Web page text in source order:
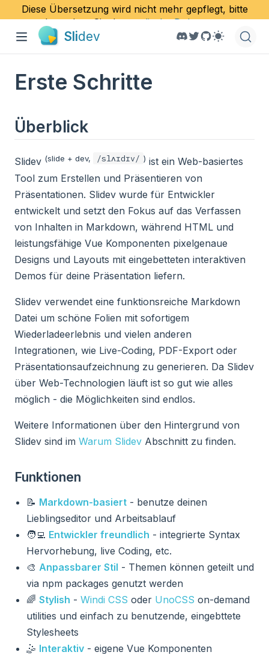
Diese Übersetzung wird nicht mehr gepflegt, bitte
besuchen Sie dasenglische Dokument.
Slidev
Erste Schritte
Überblick
Slidev (slide + dev, /slʌɪdɪv/ ) ist ein Web-basiertes
Tool zum Erstellen und Präsentieren von
Präsentationen. Slidev wurde für Entwickler
entwickelt und setzt den Fokus auf das Verfassen
von Inhalten in Markdown, während HTML und
leistungsfähige Vue Komponenten pixelgenaue
Designs und Layouts mit eingebetteten interaktiven
Demos für deine Präsentation liefern.
Slidev verwendet eine funktionsreiche Markdown
Datei um schöne Folien mit sofortigem
Wiederladeerlebnis und vielen anderen
Integrationen, wie Live-Coding, PDF-Export oder
Präsentationsaufzeichnung zu generieren. Da Slidev
über Web-Technologien läuft ist so gut wie alles
möglich - die Möglichkeiten sind endlos.
Weitere Informationen über den Hintergrund von
Slidev sind im Warum Slidev Abschnitt zu finden.
Funktionen
📝 Markdown-basiert - benutze deinen
Lieblingseditor und Arbeitsablauf
🧑‍💻 Entwickler freundlich - integrierte Syntax
Hervorhebung, live Coding, etc.
🎨 Anpassbarer Stil - Themen können geteilt und
via npm packages genutzt werden
🌈 Stylish - Windi CSS oder UnoCSS on-demand
utilities und einfach zu benutzende, eingebttete
Stylesheets
🤹 Interaktiv - eigene Vue Komponenten